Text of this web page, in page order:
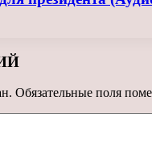
Обязательные поля